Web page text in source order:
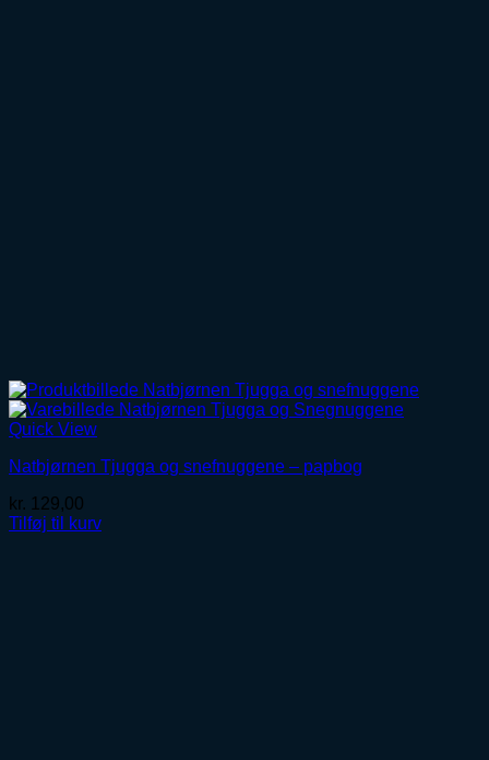
Quick View
Natbjørnen Tjugga og snefnuggene – papbog
kr. 129,00
Tilføj til kurv